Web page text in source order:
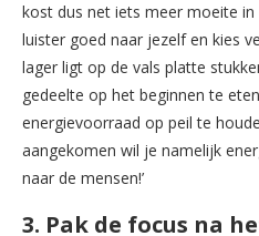
kost dus net iets meer moeite in
luister goed naar jezelf en kies
lager ligt op de vals platte
gedeelte op het beginnen te
energievoorraad op peil te
aangekomen wil je namelijk
naar de mensen!’
3. Pak de focus na